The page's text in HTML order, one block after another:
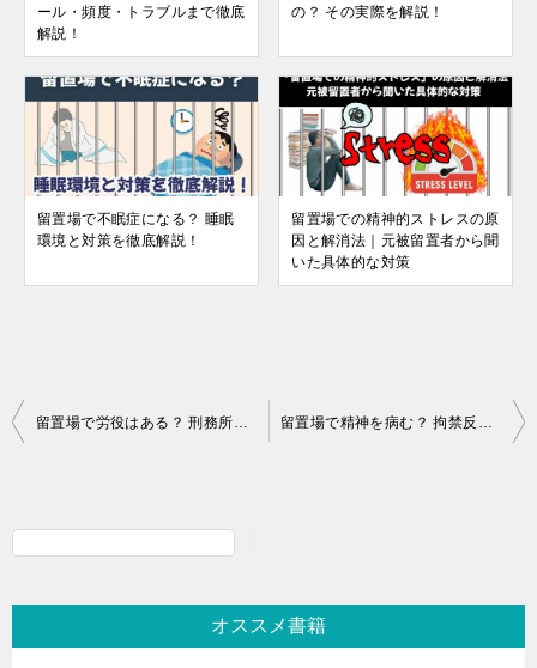
ール・頻度・トラブルまで徹底
解説！
の？ その実際を解説！
留置場で不眠症になる？ 睡眠
環境と対策を徹底解説！
留置場での精神的ストレスの原
因と解消法｜元被留置者から聞
いた具体的な対策
投
ビ
ー
シ
オススメ書籍